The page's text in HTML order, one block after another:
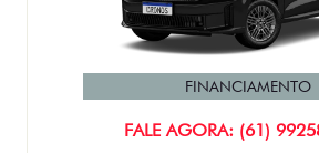
FALE AGORA: (61)
FINANCIAMENTO